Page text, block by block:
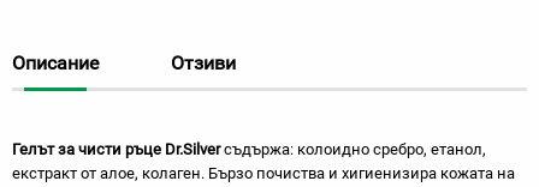
Описание Отзиви
Гелът за чисти ръце Dr.Silverсъдържа: колоидно сребро, етанол,
екстракт от алое, колаген. Бързо почиства и хигиенизира кожата на